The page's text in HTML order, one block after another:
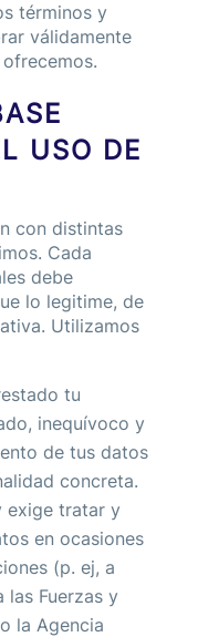
términos y
válidamente
USO DE
con distintas
Cada
debe
lo legitime, de
Utilizamos
tu
inequívoco y
de tus datos
concreta.
exige tratar y
en ocasiones
(p. ej, a
las Fuerzas y
la Agencia